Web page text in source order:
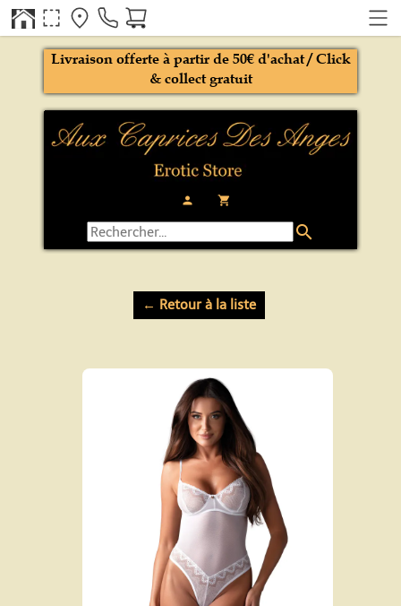
person local_grocery_store
Livraison offerte à partir de 50€ d'achat / Click
& collect gratuit
search
← Retour à la liste